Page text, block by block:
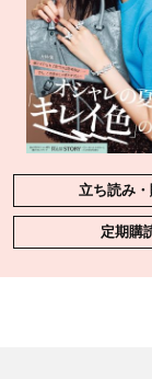
立ち読み
定期購